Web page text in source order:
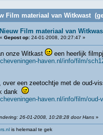
Film materiaal van Witkwast
Nieuw Film materiaal van
« Gepost op:24-01-2008, 20:27:47 »
onze Witkast
een heerlijk
haven.nl/info/film/
over een zeetochtje met de oud-
dank
haven.nl/info/film/oud-
26-01-2008, 10:28:28 door Hans»
is helemaal te gek